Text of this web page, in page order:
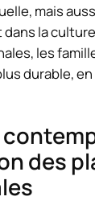
mais
dans la
les
durable,
des